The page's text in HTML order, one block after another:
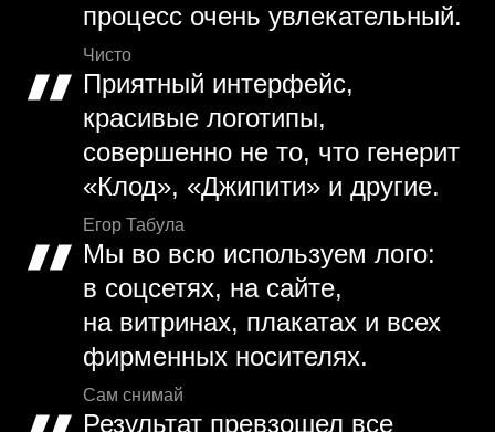
процесс очень увлекательный.
Чисто
Приятный интерфейс,
красивые логотипы,
совершенно не то, что генерит
«Клод», «Джипити» и другие.
Егор Табула
Мы во всю используем лого:
в соцсетях, на сайте,
на витринах, плакатах и всех
фирменных носителях.
Сам снимай
Результат превзошел все